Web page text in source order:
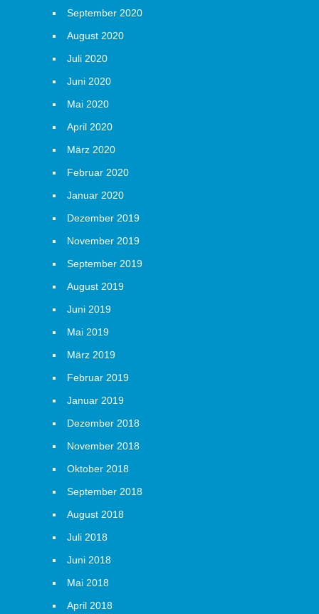
September 2020
August 2020
Juli 2020
Juni 2020
Mai 2020
April 2020
März 2020
Februar 2020
Januar 2020
Dezember 2019
November 2019
September 2019
August 2019
Juni 2019
Mai 2019
März 2019
Februar 2019
Januar 2019
Dezember 2018
November 2018
Oktober 2018
September 2018
August 2018
Juli 2018
Juni 2018
Mai 2018
April 2018